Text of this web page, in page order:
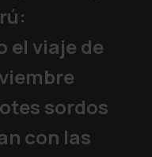
el viaje de
sordos
con las